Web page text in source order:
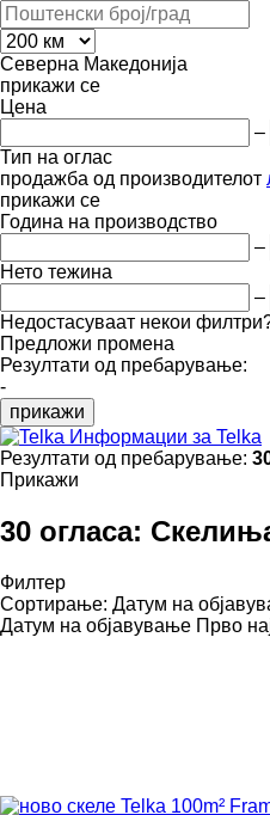
Северна Македонија
прикажи се
Цена
–
Тип на оглас
продажба од производителот
прикажи се
Година на производство
–
Нето тежина
–
Недостасуваат некои
Предложи промена
Резултати од пребарување:
-
прикажи
Информации за Telka
Резултати од пребарување:
Прикажи
30 огласа:
Филтер
Сортирање: Датум на
Датум на објавување Прво